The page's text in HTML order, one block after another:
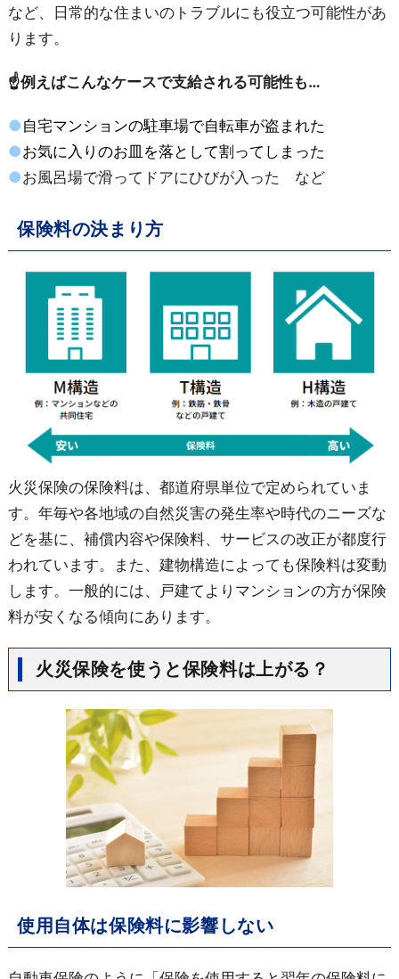
など、日常的な住まいのトラブルにも役立つ可能性があ
ります。
☝例えばこんなケースで支給される可能性も…
● 自宅マンションの駐車場で自転車が盗まれた
●お気に入りのお皿を落として割ってしまった
●お風呂場で滑ってドアにひびが入った など
保険料の決まり方
火災保険の保険料は、都道府県単位で定められていま
す。年毎や各地域の自然災害の発生率や時代のニーズな
どを基に、補償内容や保険料、サービスの改正が都度行
われています。また、建物構造によっても保険料は変動
します。一般的には、戸建てよりマンションの方が保険
料が安くなる傾向にあります。
火災保険を使うと保険料は上がる？
使用自体は保険料に影響しない